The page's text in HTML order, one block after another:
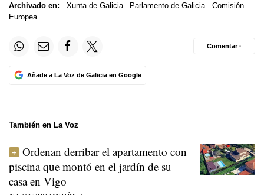
Archivado en: Xunta de Galicia Parlamento de Galicia
Comisión
Europea
Añade a La Voz de Galicia en Google
Comentar ·
También en La Voz
Ordenan derribar el apartamento con
piscina que montó en el jardín de su
casa en Vigo